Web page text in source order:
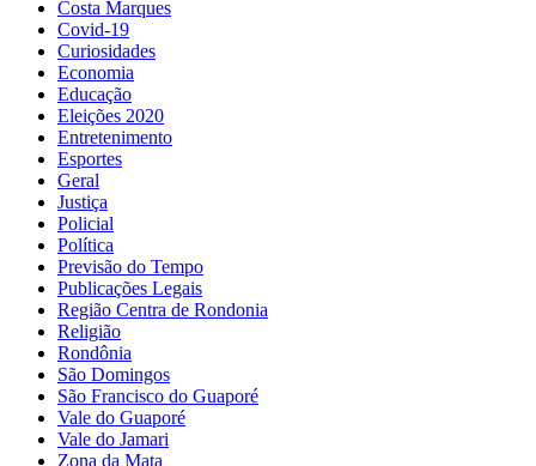
Costa Marques
Covid-19
Curiosidades
Economia
Educação
Eleições 2020
Entretenimento
Esportes
Geral
Justiça
Policial
Política
Previsão do Tempo
Publicações Legais
Região Centra de Rondonia
Religião
Rondônia
São Domingos
São Francisco do Guaporé
Vale do Guaporé
Vale do Jamari
Zona da Mata